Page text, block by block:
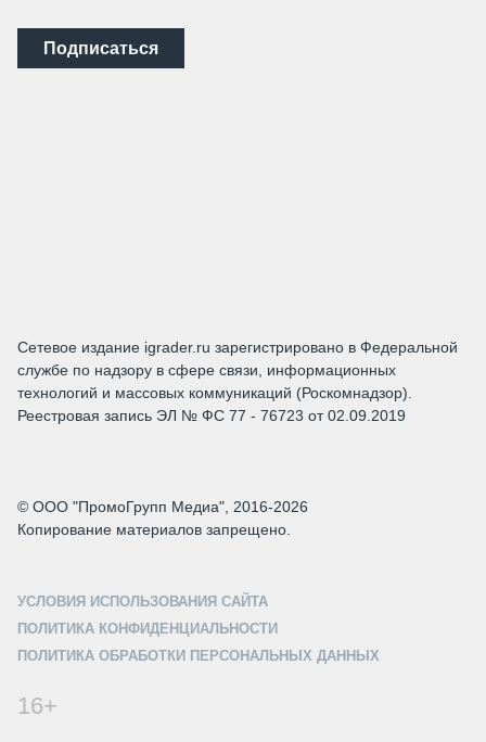
Подписаться
Сетевое издание igrader.ru зарегистрировано в Федеральной
службе по надзору в сфере связи, информационных
технологий и массовых коммуникаций (Роскомнадзор).
Реестровая запись ЭЛ № ФС 77 - 76723 от 02.09.2019
© ООО "ПромоГрупп Медиа", 2016-2026
Копирование материалов запрещено.
УСЛОВИЯ ИСПОЛЬЗОВАНИЯ САЙТА
ПОЛИТИКА КОНФИДЕНЦИАЛЬНОСТИ
ПОЛИТИКА ОБРАБОТКИ ПЕРСОНАЛЬНЫХ ДАННЫХ
16+